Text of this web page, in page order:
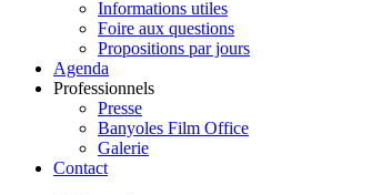
Informations utiles
Foire aux questions
Propositions par jours
Agenda
Professionnels
Presse
Banyoles Film Office
Galerie
Contact